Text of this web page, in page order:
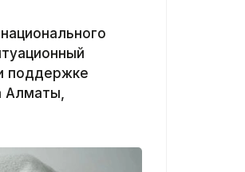
поддержке
Алматы,